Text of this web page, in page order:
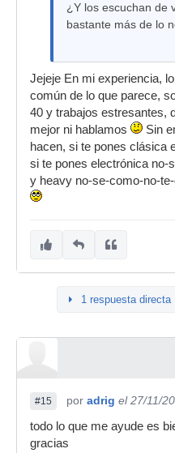
¿Y los escuchan de
bastante más de lo
Jejeje En mi experiencia,
común de lo que parece,
40 y trabajos estresantes,
mejor ni hablamos
Sin
hacen, si te pones clásica
si te pones electrónica no-
y heavy no-se-como-no-
1 respuesta directa
#15 por adrig el 27/11/
todo lo que me ayude es
gracias